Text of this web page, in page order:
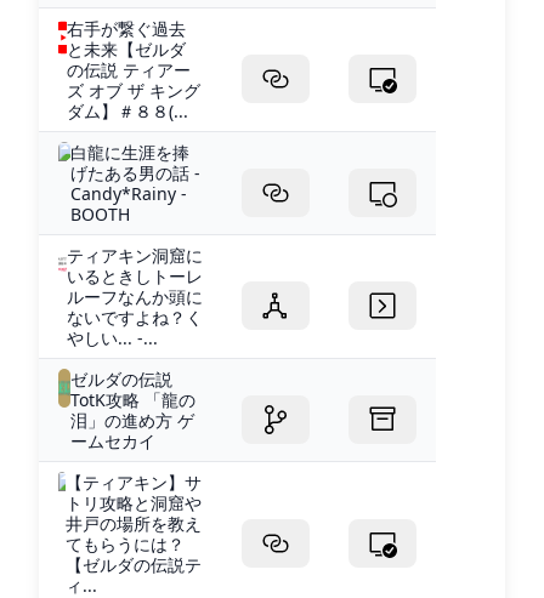
右手が繋ぐ過去
と未来【ゼルダ
の伝説 ティアー
ズ オブ ザ キング
ダム】＃８８(...
白龍に生涯を捧
げたある男の話 -
Candy*Rainy -
BOOTH
ティアキン洞窟に
いるときしトーレ
ルーフなんか頭に
ないですよね？く
やしい... -...
ゼルダの伝説
TotK攻略 「龍の
泪」の進め方 ゲ
ームセカイ
【ティアキン】サ
トリ攻略と洞窟や
井戸の場所を教え
てもらうには？
【ゼルダの伝説テ
ィ...